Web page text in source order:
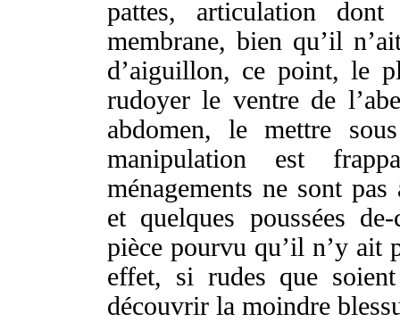
pattes, articulation
membrane,bien qu’il
d’aiguillon, ce point, le
rudoyer le ventrede l’
abdomen, lemettre
manipulation est
ménagements ne sont
et quelques poussées
pièce pourvu qu’il n’y ait
effet, si rudes que
découvrir la moindre